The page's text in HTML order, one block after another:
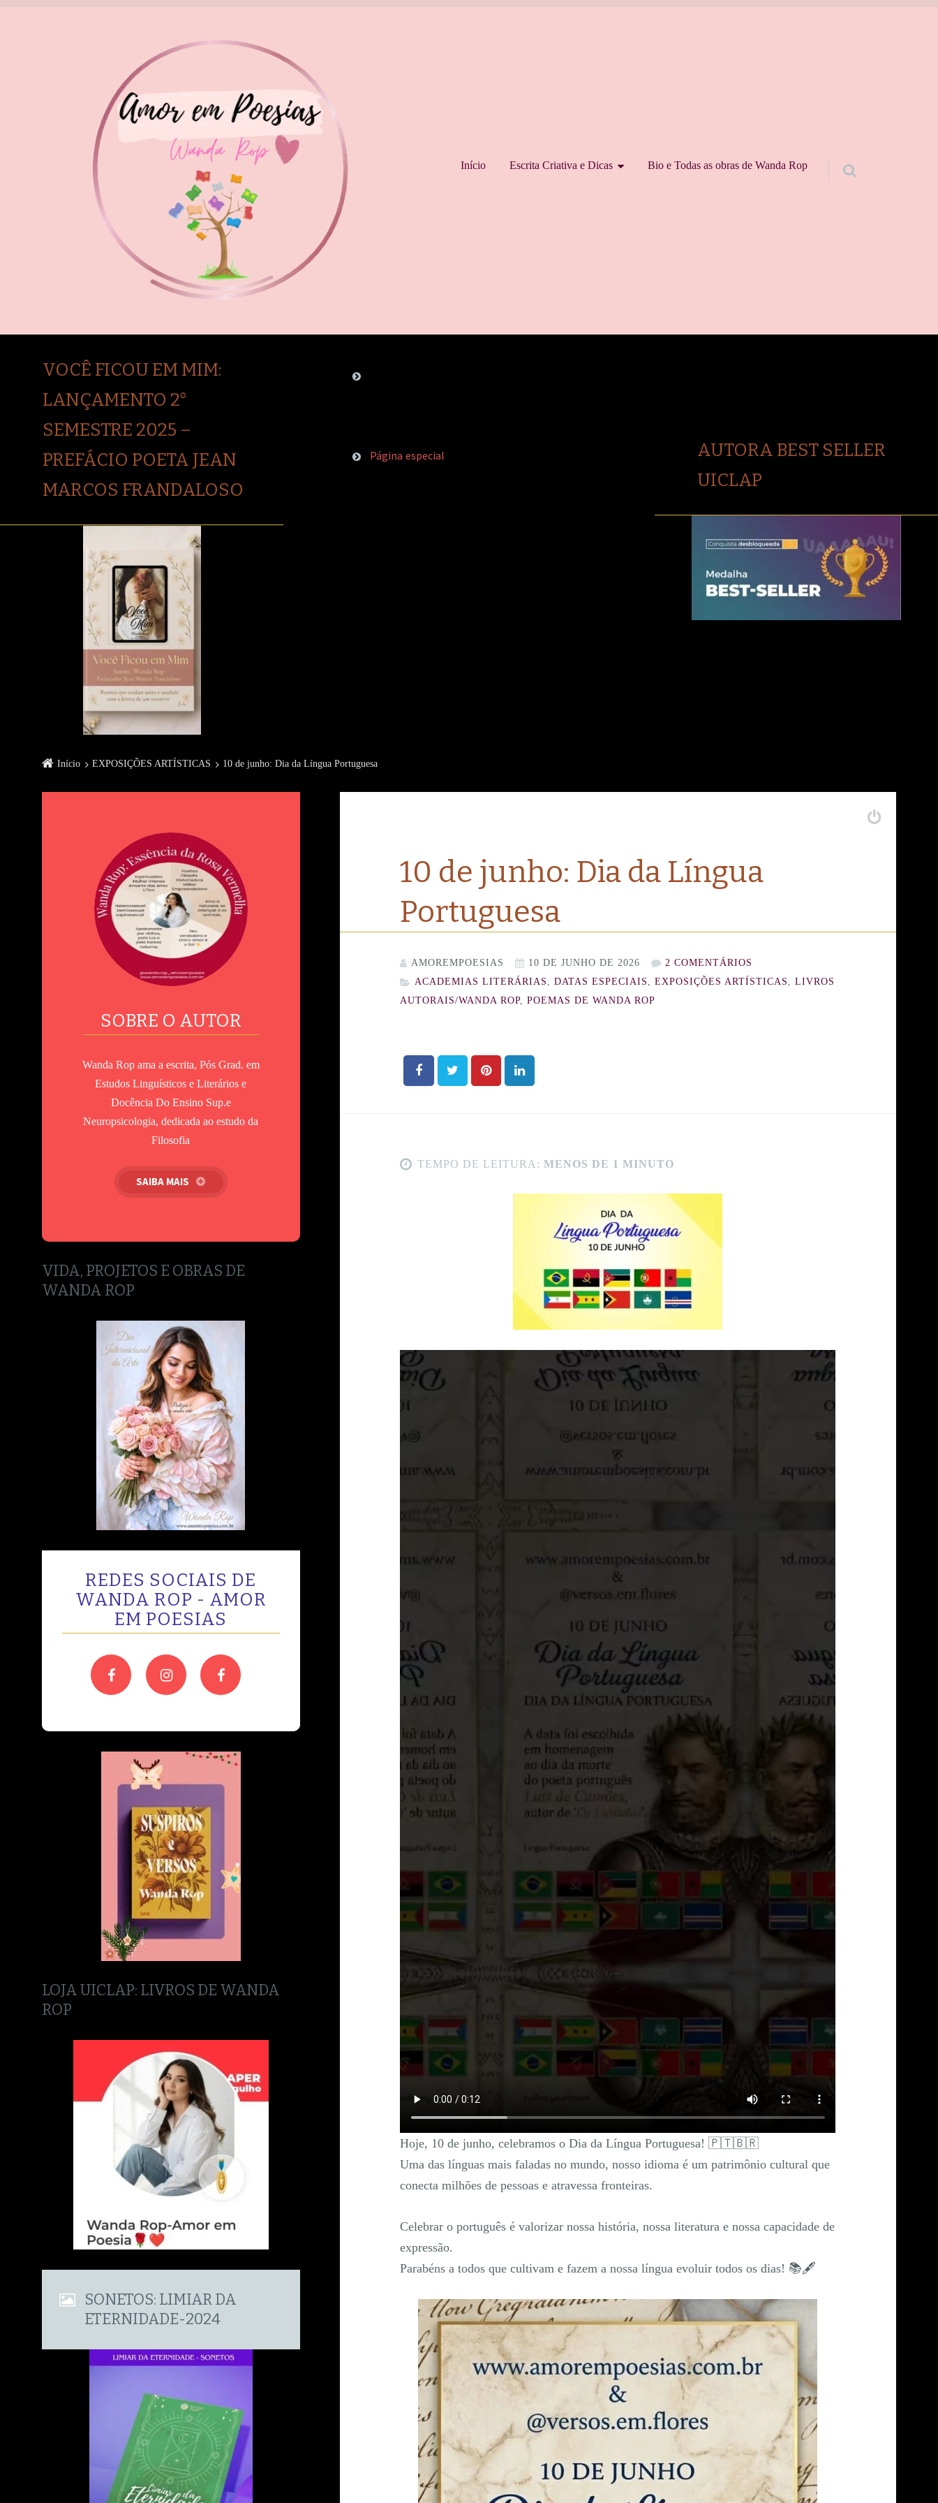
Pular para o conteúdo
Início Escrita Criativa e Dicas Bio e Todas as obras de Wanda Rop
VOCÊ FICOU EM MIM:
LANÇAMENTO 2°
SEMESTRE 2025 –
PREFÁCIO POETA JEAN
MARCOS FRANDALOSO
Página especial
AUTORA BEST SELLER
UICLAP
Início EXPOSIÇÕES ARTÍSTICAS 10 de junho: Dia da Língua Portuguesa
10 de junho: Dia da Língua
Portuguesa
AMOREMPOESIAS 10 DE JUNHO DE 2026
2 COMENTÁRIOS
ACADEMIAS LITERÁRIAS
,DATAS ESPECIAIS ,EXPOSIÇÕES ARTÍSTICAS ,LIVROS
AUTORAIS/WANDA ROP,POEMAS DE WANDA ROP
TEMPO DE LEITURA: MENOS DE 1 MINUTO
Hoje, 10 de junho, celebramos o Dia da Língua Portuguesa! 🇵🇹🇧🇷
Uma das línguas mais faladas no mundo, nosso idioma é um patrimônio cultural que
conecta milhões de pessoas e atravessa fronteiras.
Celebrar o português é valorizar nossa história, nossa literatura e nossa capacidade de
expressão.
Parabéns a todos que cultivam e fazem a nossa língua evoluir todos os dias! 📚🖋️
SOBRE O AUTOR
Wanda Rop ama a escrita, Pós Grad. em
Estudos Linguísticos e Literários e
Docência Do Ensino Sup.e
Neuropsicologia, dedicada ao estudo da
Filosofia
SAIBA MAIS
VIDA, PROJETOS E OBRAS DE
WANDA ROP
REDES SOCIAIS DE
WANDA ROP - AMOR
EM POESIAS
LOJA UICLAP: LIVROS DE WANDA
ROP
SONETOS: LIMIAR DA
ETERNIDADE-2024